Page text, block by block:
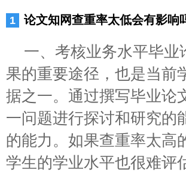
论文知网查重率太低会有影响
一、考核业务水平毕
果的重要途径，也是当前
据之一。通过撰写毕业论
一问题进行探讨和研究的
的能力。如果查重率太高
学生的学业水平也很难评